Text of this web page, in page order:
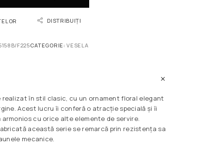
DISTRIBUIȚI
F225CATEGORIE:VESELA
în stil clasic, cu un ornament floral elegant
Acest lucru îi conferă o atracție specială și îi
cu orice alte elemente de servire.
această serie se remarcă prin rezistența sa
mecanice.